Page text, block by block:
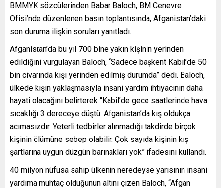
BMMYK sözcülerinden Babar Baloch, BM Cenevre
Ofisi’nde düzenlenen basın toplantısında, Afganistan’daki
son duruma ilişkin soruları yanıtladı.
Afganistan’da bu yıl 700 bine yakın kişinin yerinden
edildiğini vurgulayan Baloch, “Sadece başkent Kabil’de 50
bin civarında kişi yerinden edilmiş durumda” dedi. Baloch,
ülkede kışın yaklaşmasıyla insani yardım ihtiyacının daha
hayati olacağını belirterek “Kabil’de gece saatlerinde hava
sıcaklığı 3 dereceye düştü. Afganistan’da kış oldukça
acımasızdır. Yeterli tedbirler alınmadığı takdirde birçok
kişinin ölümüne sebep olabilir. Çok sayıda kişinin kış
şartlarına uygun düzgün barınakları yok” ifadesini kullandı.
40 milyon nüfusa sahip ülkenin neredeyse yarısının insani
yardıma muhtaç olduğunun altını çizen Baloch, “Afgan